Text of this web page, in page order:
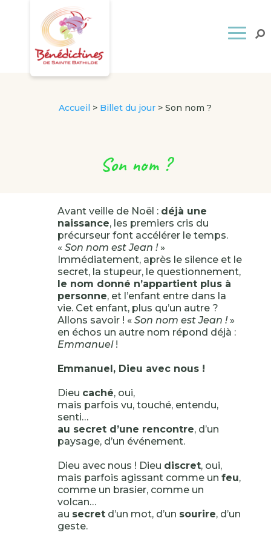
Accueil > Billet du jour >Son nom ?
Son nom ?
Avant veille de Noël : déjà une
naissance, les premiers cris du
précurseur font accélérer le temps.
« Son nom est Jean !»
Immédiatement, après le silence et le
secret, la stupeur, le questionnement,
le nom donné n’appartient plus à
personne, et l’enfant entre dans la
vie. Cet enfant, plus qu’un autre ?
Allons savoir ! « Son nom est Jean !»
en échos un autre nom répond déjà :
Emmanuel!
Emmanuel, Dieu avec nous !
Dieu caché, oui,
mais parfois vu, touché, entendu,
senti…
au secret d’une rencontre, d’un
paysage, d’un événement.
Dieu avec nous ! Dieu discret, oui,
mais parfois agissant comme un feu,
comme un brasier, comme un
volcan…
au secretd’un mot, d’un sourire, d’un
geste.